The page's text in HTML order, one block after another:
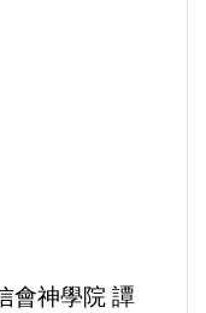
會神學院 譚